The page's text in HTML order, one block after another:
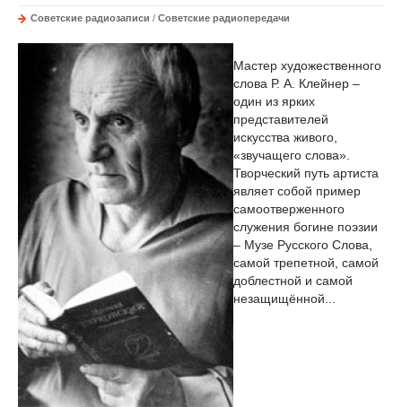
Советские радиозаписи / Советские радиопередачи
Мастер художественного
слова Р. А. Клейнер –
один из ярких
представителей
искусства живого,
«звучащего слова».
Творческий путь артиста
являет собой пример
самоотверженного
служения богине поэзии
– Музе Русского Слова,
самой трепетной, самой
доблестной и самой
незащищённой...